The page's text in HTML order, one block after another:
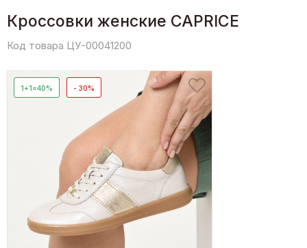
Кроссовки женские CAPRICE
Код товара ЦУ-00041200
1+1=40% - 30%